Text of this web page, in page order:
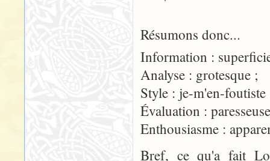
Résumons donc...
Information :
Analyse : grotesque ;
Style : je-m'en-foutiste
Évaluation :
Enthousiasme :
Bref, ce qu'a fait